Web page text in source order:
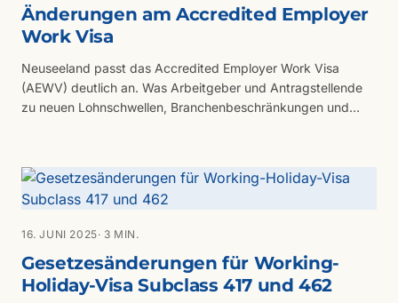
Änderungen am Accredited Employer
Work Visa
Neuseeland passt das Accredited Employer Work Visa
(AEWV) deutlich an. Was Arbeitgeber und Antragstellende
zu neuen Lohnschwellen, Branchenbeschränkungen und
16. JUNI 2025· 3 MIN.
Gesetzesänderungen für Working-
Holiday-Visa Subclass 417 und 462